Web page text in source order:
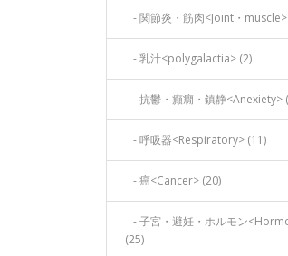
- 関節炎・筋肉<Joint・
- 乳汁<polygalactia> (2)
- 抗鬱・癲癇・鎮静<Anexiety>
- 呼吸器<Respiratory> (11)
- 癌<Cancer> (20)
- 子宮・避妊・ホルモン
(25)